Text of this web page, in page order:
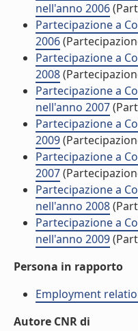
nell'anno 2006
Partecipazione a
2006
Partecipazione a
2008
Partecipazione a
nell'anno 2007
Partecipazione a
2009
Partecipazione a
2007
Partecipazione a
nell'anno 2008
Partecipazione a
nell'anno 2009
Persona in rapporto
Employment
Autore CNR di